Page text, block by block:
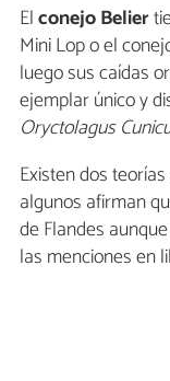
ElconejoBelier
Mini Lop o el
luego sus caídas
ejemplar único y
Oryctolagus
Existen dos
algunos afirman
de Flandes
las menciones en